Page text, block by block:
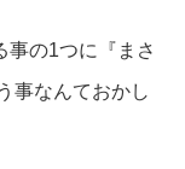
事の1つに『まさ
事なんておかし